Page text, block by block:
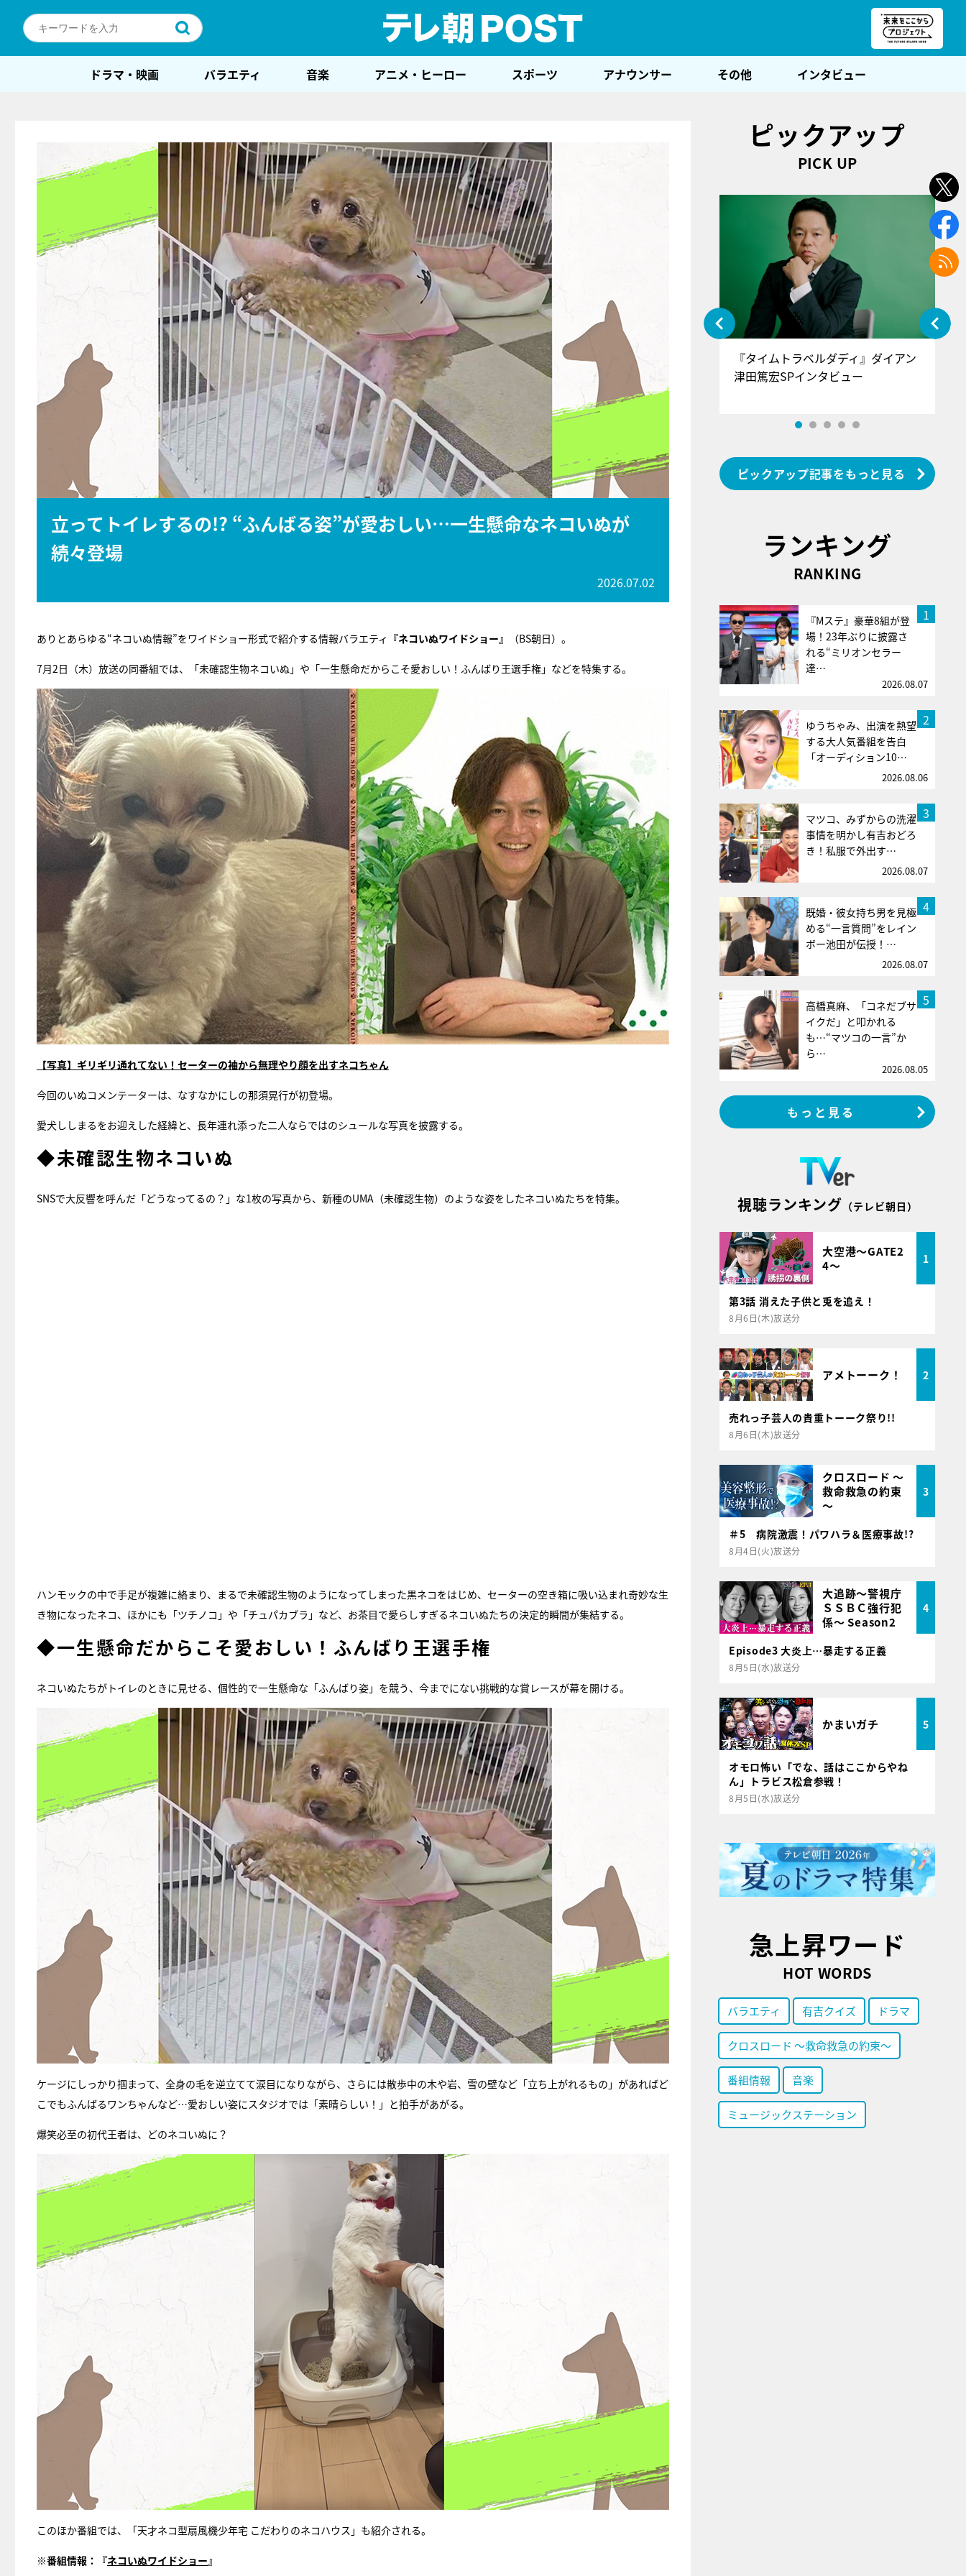
ドラマ・映画 バラエティ 音楽 アニメ・ヒーロー スポーツ アナウンサー その他 インタビュー
立ってトイレするの!? “ふんばる姿”が愛おしい…一生懸命なネコいぬが
続々登場
2026.07.02
ありとあらゆる“ネコいぬ情報”をワイドショー形式で紹介する情報バラエティ 『ネコいぬワイドショー』 （BS朝日）。
7月2日（木）放送の同番組では、「未確認生物ネコいぬ」や「一生懸命だからこそ愛おしい！ふんばり王選手権」などを特集する。
【写真】ギリギリ通れてない！セーターの袖から無理やり顔を出すネコちゃん
今回のいぬコメンテーターは、なすなかにしの那須晃行が初登場。
愛犬ししまるをお迎えした経緯と、長年連れ添った二人ならではのシュールな写真を披露する。
◆未確認生物ネコいぬ
SNSで大反響を呼んだ「どうなってるの？」な1枚の写真から、新種のUMA（未確認生物）のような姿をしたネコいぬたちを特集。
ハンモックの中で手足が複雑に絡まり、まるで未確認生物のようになってしまった黒ネコをはじめ、セーターの空き箱に吸い込まれ奇妙な生
き物になったネコ、ほかにも「ツチノコ」や「チュパカブラ」など、お茶目で愛らしすぎるネコいぬたちの決定的瞬間が集結する。
◆一生懸命だからこそ愛おしい！ふんばり王選手権
ネコいぬたちがトイレのときに見せる、個性的で一生懸命な「ふんばり姿」を競う、今までにない挑戦的な賞レースが幕を開ける。
ケージにしっかり掴まって、全身の毛を逆立てて涙目になりながら、さらには散歩中の木や岩、雪の壁など「立ち上がれるもの」があればど
こでもふんばるワンちゃんなど…愛おしい姿にスタジオでは「素晴らしい！」と拍手があがる。
爆笑必至の初代王者は、どのネコいぬに？
このほか番組では、「天才ネコ型扇風機少年宅 こだわりのネコハウス」も紹介される。
※番組情報：『ネコいぬワイドショー』
ピックアップ
PICK UP
『アイ＝ラブ！げーみんぐ』＝LOV
E齋藤樹愛羅＆佐々木舞香SPインタ
『タイムトラベルダディ』ダイアン
津田篤宏SPインタビュー
ピックアップ記事をもっと見る
ランキング
RANKING
1
『Mステ』豪華8組が登
場！23年ぶりに披露さ
れる“ミリオンセラー
達…
2026.08.07
2
ゆうちゃみ、出演を熱望
する大人気番組を告白
「オーディション10…
2026.08.06
3
マツコ、みずからの洗濯
事情を明かし有吉おどろ
き！私服で外出す…
2026.08.07
4
既婚・彼女持ち男を見極
める“一言質問”をレイン
ボー池田が伝授！…
2026.08.07
5
高橋真麻、「コネだブサ
イクだ」と叩かれる
も…“マツコの一言”か
ら…
2026.08.05
もっと見る
視聴ランキング （テレビ朝日）
大空港～GATE2
4～
1
第3話 消えた子供と兎を追え！
8月6日(木)放送分
アメトーーク！ 2
売れっ子芸人の貴重トーーク祭り!!
8月6日(木)放送分
クロスロード ～
救命救急の約束
～
3
＃5 病院激震！パワハラ＆医療事故!?
8月4日(火)放送分
大追跡～警視庁
ＳＳＢＣ強行犯
係～ Season2
4
Episode3 大炎上…暴走する正義
8月5日(水)放送分
かまいガチ 5
オモロ怖い「でな、話はここからやね
ん」トラビス松倉参戦！
8月5日(水)放送分
急上昇ワード
HOT WORDS
バラエティ 有吉クイズ ドラマ
クロスロード ～救命救急の約束～
番組情報 音楽
ミュージックステーション